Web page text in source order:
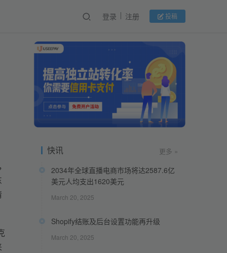
登录 注册 投稿
快讯 更多 »
2034年全球直播电商市场将达2587.6亿
美元人均支出1620美元
March 20, 2025
Shopify结账及后台设置功能再升级
March 20, 2025